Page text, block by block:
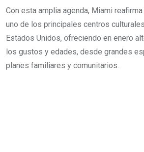
Con esta amplia agenda, Miami
uno de los principales centros
Estados Unidos, ofreciendo en enero
los gustos y edades, desde grandes
planes familiares y comunitarios.